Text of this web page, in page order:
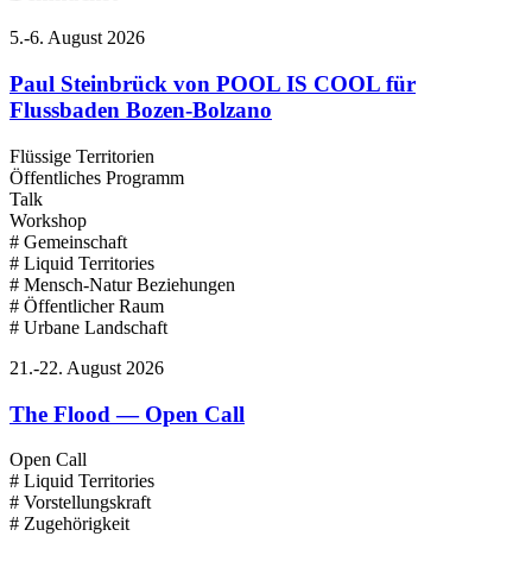
5.-6. August 2026
Paul Steinbrück von POOL IS COOL für
Flussbaden Bozen-Bolzano
Flüssige Territorien
Öffentliches Programm
Talk
Workshop
# Gemeinschaft
# Liquid Territories
# Mensch-Natur Beziehungen
# Öffentlicher Raum
# Urbane Landschaft
21.-22. August 2026
The Flood — Open Call
Open Call
# Liquid Territories
# Vorstellungskraft
# Zugehörigkeit